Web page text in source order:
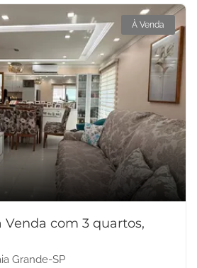
À Venda
com 3 quartos,
Grande-SP